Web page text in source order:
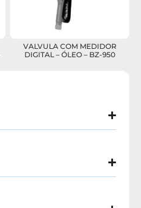
VALVULA COM MEDIDOR
DIGITAL – ÓLEO – BZ-950